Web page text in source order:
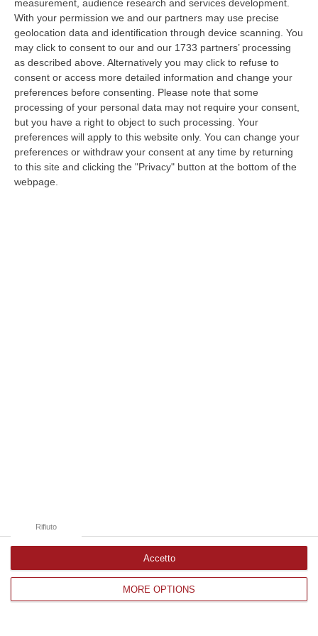
measurement, audience research and services development.
With your permission we and our partners may use precise
geolocation data and identification through device scanning. You
may click to consent to our and our 1733 partners’ processing
as described above. Alternatively you may click to refuse to
consent or access more detailed information and change your
preferences before consenting. Please note that some
processing of your personal data may not require your consent,
but you have a right to object to such processing. Your
preferences will apply to this website only. You can change your
preferences or withdraw your consent at any time by returning
to this site and clicking the "Privacy" button at the bottom of the
webpage.
MORE OPTIONS
Rifiuto
Accetto
La Notte Del Mare Stasera Su Rai 2, La Calabria E Il Mediterraneo
Protagonisti Dal Castello Murat Di Pizzo
“PIZZO Il blu della Calabria, le sue coste, il Mediterraneo e soprattutto le
tante voci che ogni giorno raccontano, studiano, proteggono e v…
09 Agosto, 12:52
Evade Dai Domiciliari, Boss Ergastolano Torna In Carcere
“È tornato in carcere Giovanni Calasso, 61 anni, storico esponente della
Sacra Corona Unita e già condannato all’ergastolo, arrestato il 1°…
09 Agosto, 12:18
Corriere delle Calabria è una testata giornalistica di News&Com S.r.l